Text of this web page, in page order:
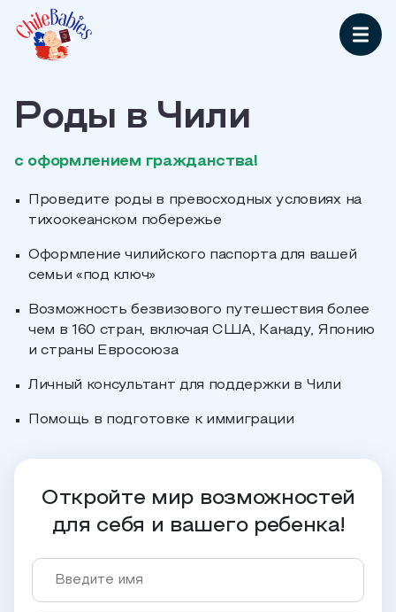
Роды в Чили
с оформлением гражданства!
Проведите роды в превосходных условиях на
тихоокеанском побережье
Оформление чилийского паспорта для вашей
семьи «под ключ»
Возможность безвизового путешествия более
чем в 160 стран, включая США, Канаду, Японию
и страны Евросоюза
Личный консультант для поддержки в Чили
Помощь в подготовке к иммиграции
Откройте мир возможностей
для себя и вашего ребенка!